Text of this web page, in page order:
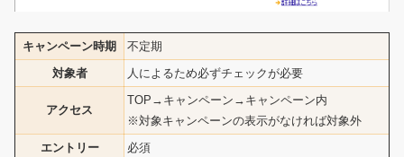
キャンペーン時期
不定期
対象者
人によるため必ずチェックが必要
アクセス
TOP→キャンペーン→キャンペーン内
※対象キャンペーンの表示がなければ対象外
エントリー
必須